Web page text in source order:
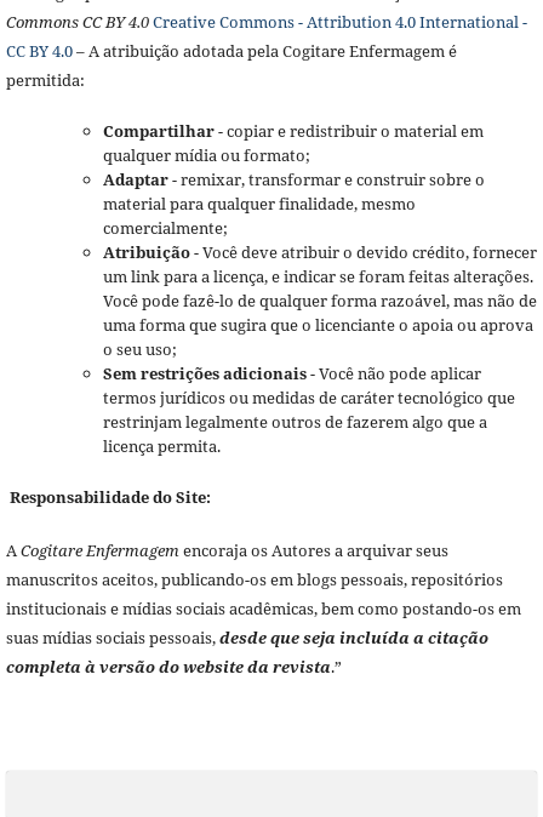
Commons CC BY 4.0Creative Commons - Attribution 4.0 International -
CC BY 4.0– A atribuição adotada pela Cogitare Enfermagem é
permitida:
Compartilhar- copiar e redistribuir o material em
qualquer mídia ou formato;
Adaptar- remixar, transformar e construir sobre o
material para qualquer finalidade, mesmo
comercialmente;
Atribuição- Você deve atribuir o devido crédito, fornecer
um link para a licença, e indicar se foram feitas alterações.
Você pode fazê-lo de qualquer forma razoável, mas não de
uma forma que sugira que o licenciante o apoia ou aprova
o seu uso;
Sem restrições adicionais- Você não pode aplicar
termos jurídicos ou medidas de caráter tecnológico que
restrinjam legalmente outros de fazerem algo que a
licença permita.
Responsabilidade do Site:
ACogitare Enfermagemencoraja os Autores a arquivar seus
manuscritos aceitos, publicando-os em blogs pessoais, repositórios
institucionais e mídias sociais acadêmicas, bem como postando-os em
suas mídias sociais pessoais,desde que seja incluída a citação
completa à versão do website da revista.”